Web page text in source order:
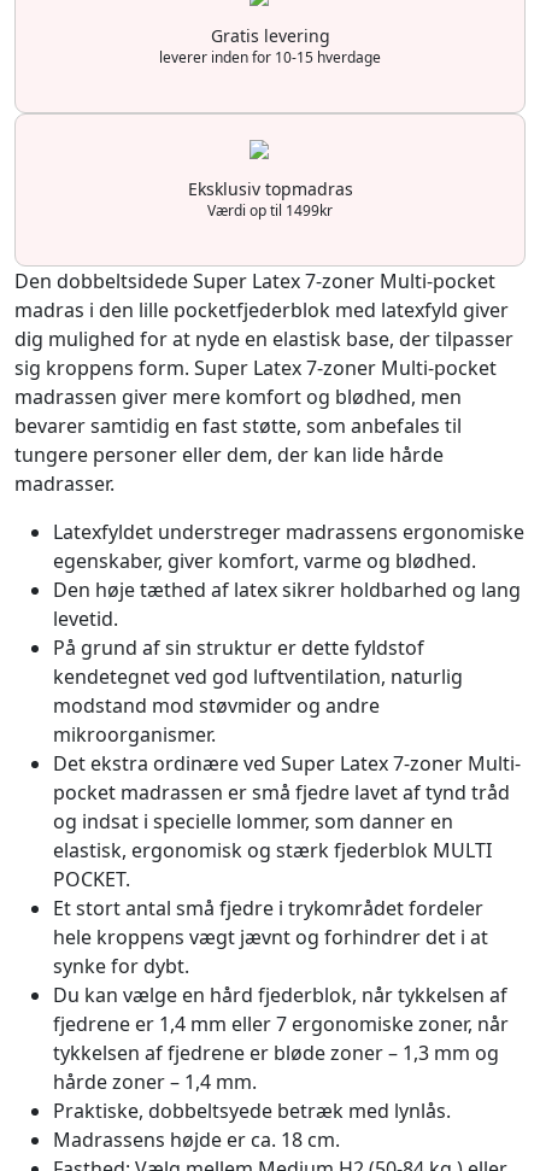
Gratis levering
leverer inden for 10-15 hverdage
Eksklusiv topmadras
Værdi op til 1499kr
Den dobbeltsidede Super Latex 7-zoner Multi-pocket
madras i den lille pocketfjederblok med latexfyld giver
dig mulighed for at nyde en elastisk base, der tilpasser
sig kroppens form. Super Latex 7-zoner Multi-pocket
madrassen giver mere komfort og blødhed, men
bevarer samtidig en fast støtte, som anbefales til
tungere personer eller dem, der kan lide hårde
madrasser.
Latexfyldet understreger madrassens ergonomiske
egenskaber, giver komfort, varme og blødhed.
Den høje tæthed af latex sikrer holdbarhed og lang
levetid.
På grund af sin struktur er dette fyldstof
kendetegnet ved god luftventilation, naturlig
modstand mod støvmider og andre
mikroorganismer.
Det ekstra ordinære ved Super Latex 7-zoner Multi-
pocket madrassen er små fjedre lavet af tynd tråd
og indsat i specielle lommer, som danner en
elastisk, ergonomisk og stærk fjederblok MULTI
POCKET.
Et stort antal små fjedre i trykområdet fordeler
hele kroppens vægt jævnt og forhindrer det i at
synke for dybt.
Du kan vælge en hård fjederblok, når tykkelsen af ​​
fjedrene er 1,4 mm eller 7 ergonomiske zoner, når
tykkelsen af ​​fjedrene er bløde zoner – 1,3 mm og
hårde zoner – 1,4 mm.
Praktiske, dobbeltsyede betræk med lynlås.
Madrassens højde er ca. 18 cm.